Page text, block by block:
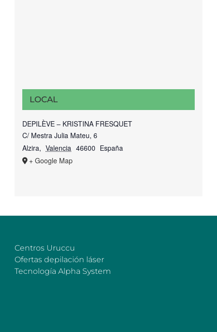
LOCAL
DEPILÈVE – KRISTINA FRESQUET
C/ Mestra Julia Mateu, 6
Alzira, Valencia 46600 España
+ Google Map
Centros Uruccu
Ofertas depilación láser
Tecnología Alpha System